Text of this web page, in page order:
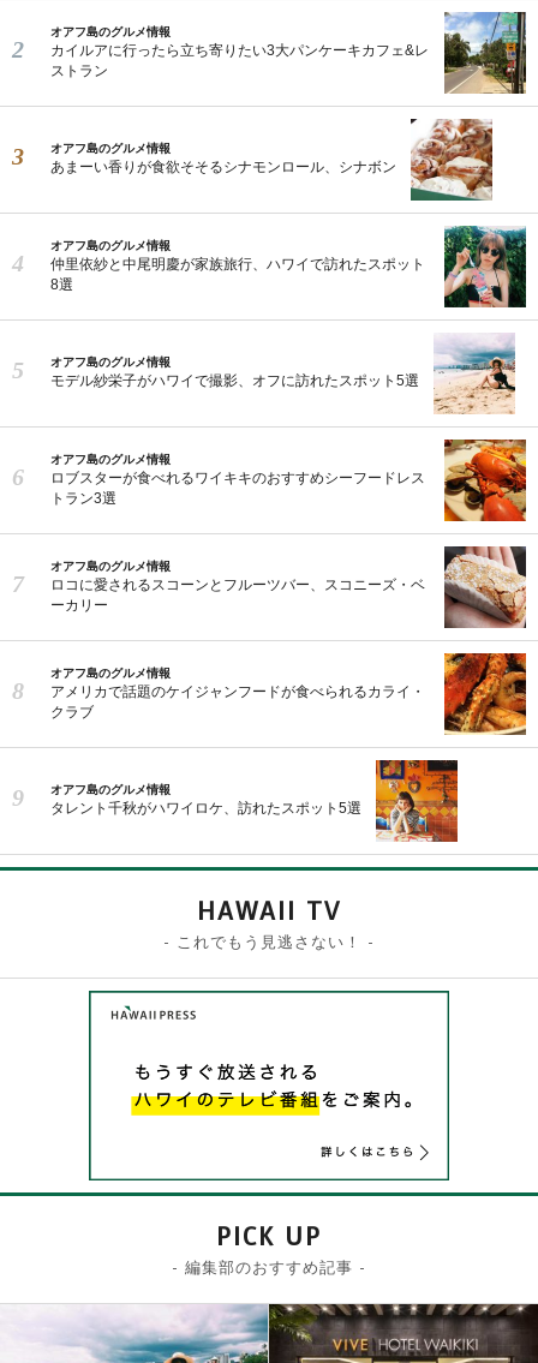
オアフ島のグルメ情報
カイルアに行ったら立ち寄りたい3大パンケーキカフェ&レ
ストラン
オアフ島のグルメ情報
あまーい香りが食欲そそるシナモンロール、シナボン
オアフ島のグルメ情報
仲里依紗と中尾明慶が家族旅行、ハワイで訪れたスポット
8選
オアフ島のグルメ情報
モデル紗栄子がハワイで撮影、オフに訪れたスポット5選
オアフ島のグルメ情報
ロブスターが食べれるワイキキのおすすめシーフードレス
トラン3選
オアフ島のグルメ情報
ロコに愛されるスコーンとフルーツバー、スコニーズ・ベ
ーカリー
オアフ島のグルメ情報
アメリカで話題のケイジャンフードが食べられるカライ・
クラブ
オアフ島のグルメ情報
タレント千秋がハワイロケ、訪れたスポット5選
HAWAII TV
- これでもう見逃さない！ -
PICK UP
- 編集部のおすすめ記事 -